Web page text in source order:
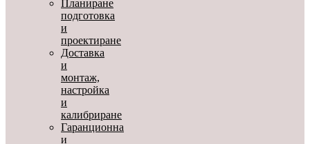
Планиране
подготовка
и
проектиране
Доставка
и
монтаж,
настройка
и
калибриране
Гаранционна
и